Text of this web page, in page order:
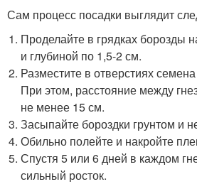
Сам процесс посадки выглядит
Проделайте в грядках борозды
и глубиной по 1,5-2 см.
Разместите в отверстиях
При этом, расстояние между
не менее 15 см.
Засыпайте бороздки грунтом и
Обильно полейте и накройте
Спустя 5 или 6 дней в каждом
сильный росток.